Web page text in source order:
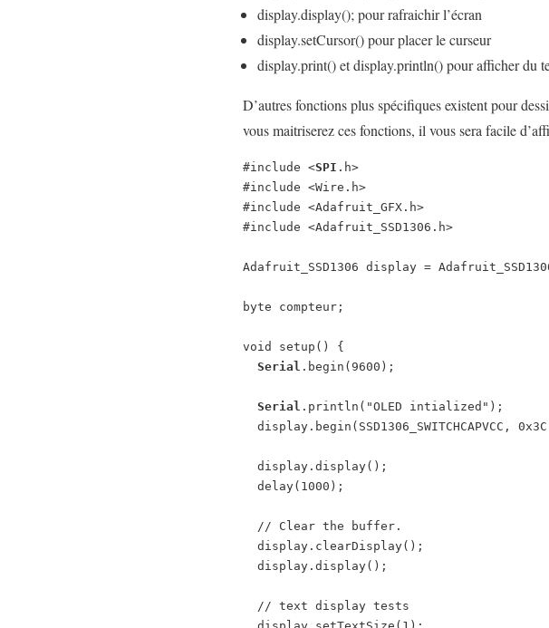
display.display(); pour rafraichir l’écran
display.setCursor() pour placer le curseur
display.print() et display.println() pour afficher du
D’autres fonctions plus spécifiques existent pour
vous maitriserez ces fonctions, il vous sera facile
#include <SPI .h>
#include <Wire.h>
#include <Adafruit_GFX.h>
#include <Adafruit_SSD1306.h>
Adafruit_SSD1306 display =
byte compteur;
void setup() {
Serial .begin(9600);
Serial .println("OLED intialized");